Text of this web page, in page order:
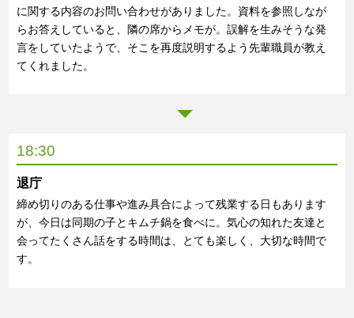
に関する内容のお問い合わせがありました。資料を参照しなが
らお答えしていると、隣の席からメモが。誤解を生みそうな発
言をしていたようで、そこを再度説明するよう先輩職員が教え
てくれました。
18:30
退庁
締め切りのある仕事や進み具合によって残業する日もあります
が、今日は同期の子とキムチ鍋を食べに。気心の知れた友達と
会ってたくさん話をする時間は、とても楽しく、大切な時間で
す。